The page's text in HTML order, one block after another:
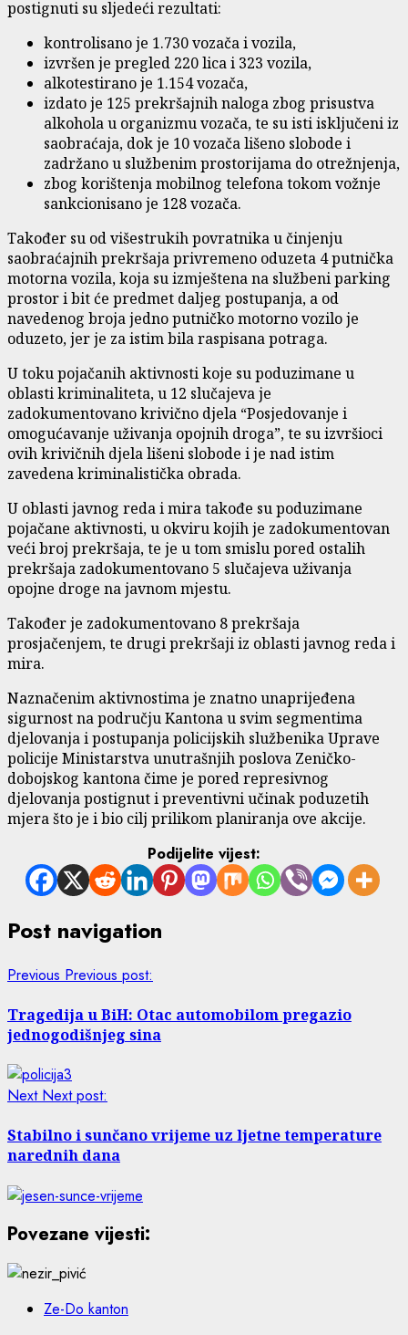
postignuti su sljedeći rezultati:
kontrolisano je 1.730 vozača i vozila,
izvršen je pregled 220 lica i 323 vozila,
alkotestirano je 1.154 vozača,
izdato je 125 prekršajnih naloga zbog prisustva
alkohola u organizmu vozača, te su isti isključeni iz
saobraćaja, dok je 10 vozača lišeno slobode i
zadržano u službenim prostorijama do otrežnjenja,
zbog korištenja mobilnog telefona tokom vožnje
sankcionisano je 128 vozača.
Također su od višestrukih povratnika u činjenju
saobraćajnih prekršaja privremeno oduzeta 4 putnička
motorna vozila, koja su izmještena na službeni parking
prostor i bit će predmet daljeg postupanja, a od
navedenog broja jedno putničko motorno vozilo je
oduzeto, jer je za istim bila raspisana potraga.
U toku pojačanih aktivnosti koje su poduzimane u
oblasti kriminaliteta, u 12 slučajeva je
zadokumentovano krivično djela “Posjedovanje i
omogućavanje uživanja opojnih droga”, te su izvršioci
ovih krivičnih djela lišeni slobode i je nad istim
zavedena kriminalistička obrada.
U oblasti javnog reda i mira takođe su poduzimane
pojačane aktivnosti, u okviru kojih je zadokumentovan
veći broj prekršaja, te je u tom smislu pored ostalih
prekršaja zadokumentovano 5 slučajeva uživanja
opojne droge na javnom mjestu.
Također je zadokumentovano 8 prekršaja
prosjačenjem, te drugi prekršaji iz oblasti javnog reda i
mira.
Naznačenim aktivnostima je znatno unaprijeđena
sigurnost na području Kantona u svim segmentima
djelovanja i postupanja policijskih službenika Uprave
policije Ministarstva unutrašnjih poslova Zeničko-
dobojskog kantona čime je pored represivnog
djelovanja postignut i preventivni učinak poduzetih
mjera što je i bio cilj prilikom planiranja ove akcije.
Podijelite vijest:
Post navigation
Previous Previous post:
Tragedija u BiH: Otac automobilom pregazio
jednogodišnjeg sina
Next Next post:
Stabilno i sunčano vrijeme uz ljetne temperature
narednih dana
Povezane vijesti:
Ze-Do kanton